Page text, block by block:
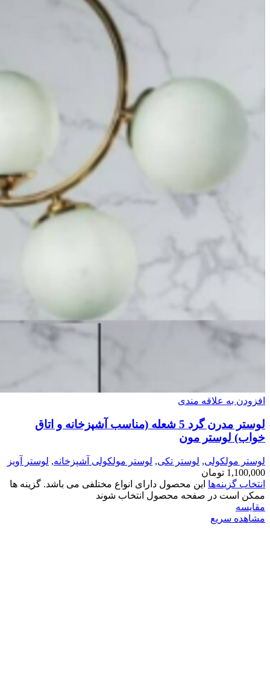
افزودن به علاقه مندی
لوستر مدرن گرد 5 شعله (مناسب آشپزخانه و اتاق
خواب) لوستر مون
لوستر مولکولی, لوستر تکی, لوستر مولکولی آشپزخانه, لوستر آویز
1,100,000 تومان
انتخاب گزینه‌ها این محصول دارای انواع مختلفی می باشد. گزینه ها
ممکن است در صفحه محصول انتخاب شوند
مقایسه
مشاهده سریع